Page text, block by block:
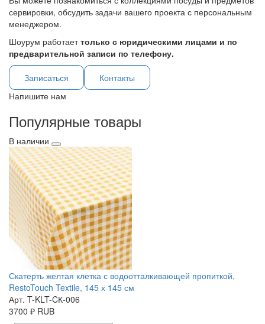
сервировки, обсудить задачи вашего проекта с персональным
менеджером.
Шоурум работаеттолько с юридическими лицами и по
предварительной записи по телефону.
Записаться
Контакты
Напишите нам
Популярные товары
В наличии
Скатерть желтая клетка с водоотталкивающей пропиткой,
RestoTouch Textile, 145 х 145 см
Арт. T-KLT-CК-006
3700 ₽ RUB